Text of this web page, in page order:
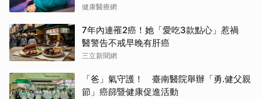
健康醫療網
7年內連罹2癌！她「愛吃3款點心」惹禍
醫警告不戒早晚有肝癌
三立新聞網
「爸」氣守護！ 臺南醫院舉辦「勇.健父親
節」癌篩暨健康促進活動